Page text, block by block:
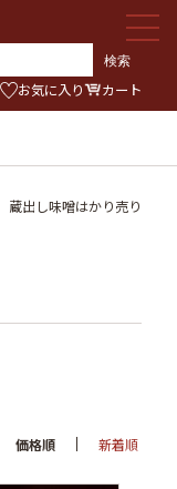
検索
お気に入り カート
蔵出し味噌はかり売り
価格順 新着順